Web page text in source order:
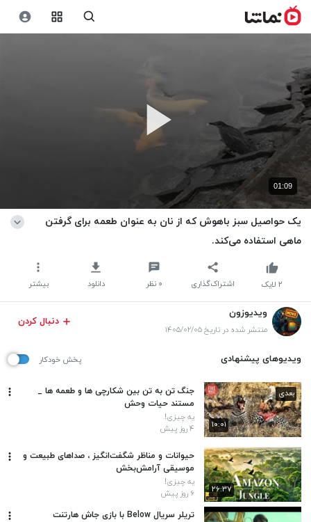
01:09
یک حواصیل سبز باهوش که از نان به عنوان طعمه برای گرفتن
ماهی استفاده می‌کند.
اشتراک‌گذاری ۰ نظر دانلود بیشتر ۲ لایک
ویدیوزون
منتشر شده در تاریخ ۱۴۰۵/۰۲/۰۵
دنبال کردن
ویدیوهای پیشنهادی پخش خودکار
۱۰:۰۱
بعدی
جنگ تن به تن بین شکارچی ها و طعمه ها _
مستند حیات وحش
یه چیزی!
۴ روز پیش
۲۶:۳۷
حیوانات و مناظر شگفت‌انگیز ، صداهای طبیعت و
موسیقی آرامش‌بخش
یه چیزی!
۶ روز پیش
تریلر سریال Below با بازی جاش هارتنت